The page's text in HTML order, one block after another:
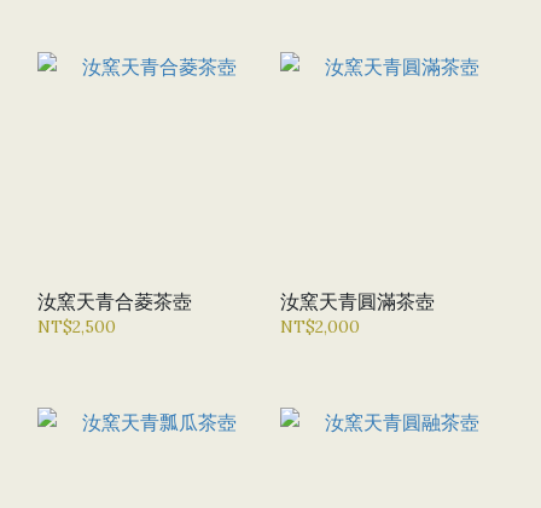
汝窯天青合菱茶壺
NT$2,500
汝窯天青圓滿茶壺
NT$2,000